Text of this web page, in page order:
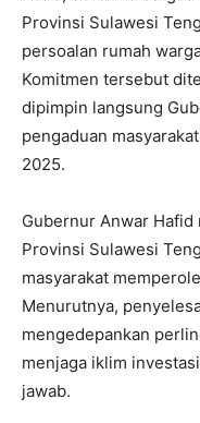
Provinsi Sulawesi
persoalan rumah
Komitmen tersebut
dipimpin langsung
pengaduan
2025.
Gubernur Anwar
Provinsi Sulawesi
masyarakat
Menurutnya,
mengedepankan
menjaga iklim
jawab.